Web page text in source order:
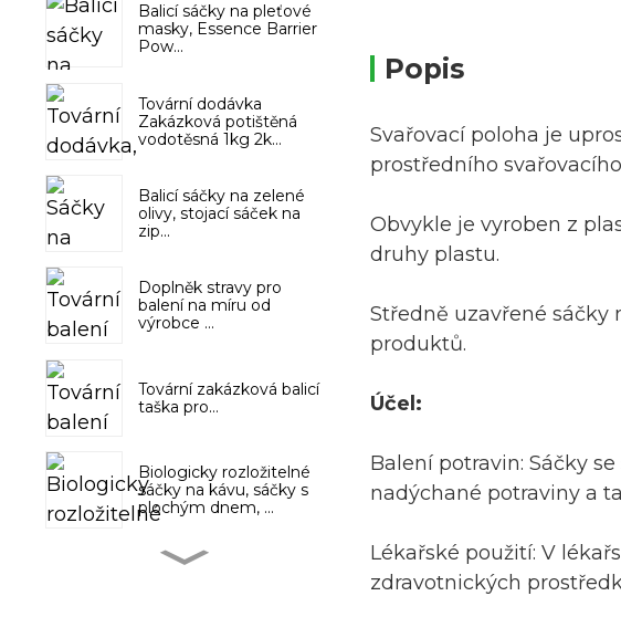
Balicí sáčky na pleťové
masky, Essence Barrier
Pow...
Tovární dodávka
Zakázková potištěná
vodotěsná 1kg 2k...
Balicí sáčky na zelené
olivy, stojací sáček na
zip...
Doplněk stravy pro
balení na míru od
výrobce ...
Tovární zakázková balicí
taška pro...
Biologicky rozložitelné
sáčky na kávu, sáčky s
plochým dnem, ...
Šampon a kondicionér,
Popis
Svařovací poloha je
prostředního
Obvykle je vyroben z
druhy plastu.
Středně uzavřené
produktů.
Účel:
Balení potravin: Sáčky
nadýchané potraviny a
Lékařské použití: V
zdravotnických